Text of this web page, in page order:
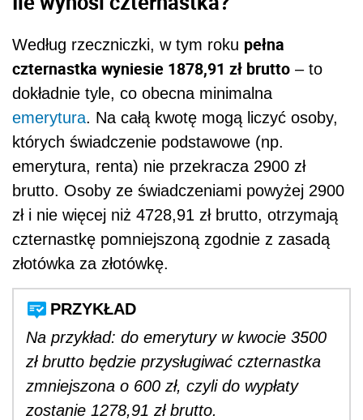
Według rzeczniczki, w tym roku pełna
czternastka wyniesie 1878,91 zł brutto – to
dokładnie tyle, co obecna minimalna
emerytura. Na całą kwotę mogą liczyć osoby,
których świadczenie podstawowe (np.
emerytura, renta) nie przekracza 2900 zł
brutto. Osoby ze świadczeniami powyżej 2900
zł i nie więcej niż 4728,91 zł brutto, otrzymają
czternastkę pomniejszoną zgodnie z zasadą
złotówka za złotówkę.
PRZYKŁAD
Na przykład: do emerytury w kwocie 3500
zł brutto będzie przysługiwać czternastka
zmniejszona o 600 zł, czyli do wypłaty
zostanie 1278,91 zł brutto.